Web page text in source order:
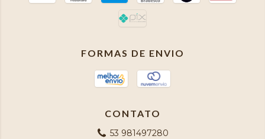
FORMAS DE ENVIO
CONTATO
53 981497280